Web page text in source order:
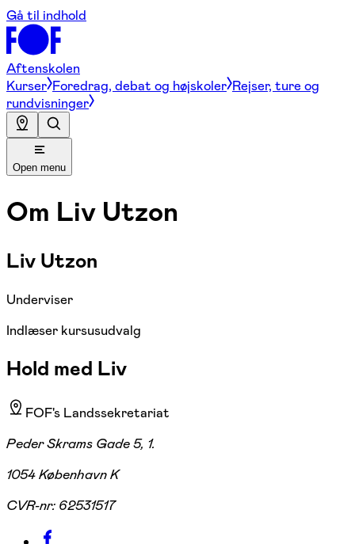
Gå til indhold
Aftenskolen
Kurser Foredrag, debat og højskoler Rejser, ture og
rundvisninger
Open menu
Om Liv Utzon
Liv Utzon
Underviser
Indlæser kursusudvalg
Hold med Liv
FOF's Landssekretariat
Peder Skrams Gade 5, 1.
1054 København K
CVR-nr: 62531517